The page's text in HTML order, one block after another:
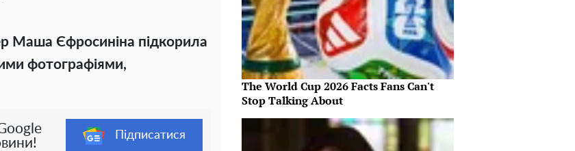
Маша Єфросиніна підкорила
фотографіями,
Підписатися
The World Cup 2026 Facts Fans Can't
Stop Talking About